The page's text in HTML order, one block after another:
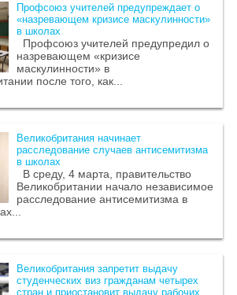
Профсоюз учителей предупреждает о
«назревающем кризисе маскулинности»
в школах
Профсоюз учителей предупредил о
назревающем «кризисе
маскулинности» в
после того, как...
Великобритания начинает
расследование случаев антисемитизма
в школах
В среду, 4 марта, правительство
Великобритании начало независимое
расследование антисемитизма в
Великобритания запретит выдачу
студенческих виз гражданам четырех
стран и приостановит выдачу рабочих